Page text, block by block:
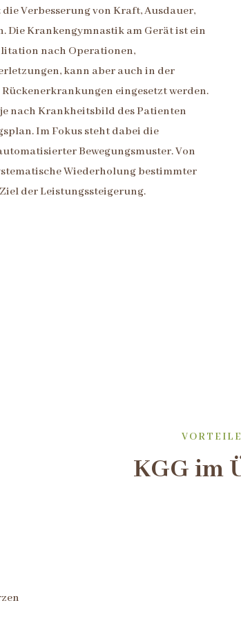
Verbesserung von Kraft, Ausdauer,
Krankengymnastik am Gerät ist ein
nach Operationen,
kann aber auch in der
eingesetzt werden.
nach Krankheitsbild des Patienten
Im Fokus steht dabei die
Bewegungsmuster. Von
Wiederholung bestimmter
der Leistungssteigerung.
KGG im